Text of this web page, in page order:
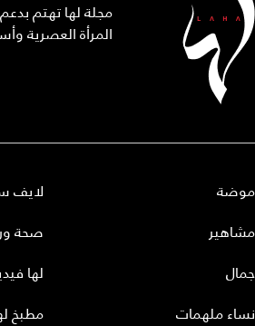
مجلة لها تهتم
المرأة العصرية
ملهمات
لايف
صحة
لها
مطبخ